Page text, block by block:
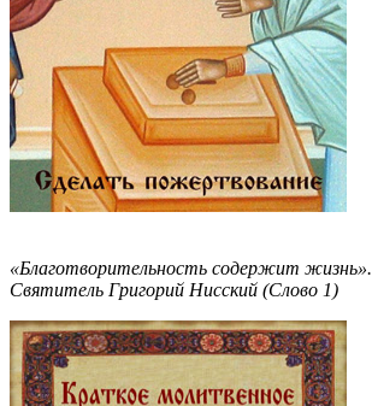
«Благотворительность содержит жизнь».
Святитель Григорий Нисский (Слово 1)